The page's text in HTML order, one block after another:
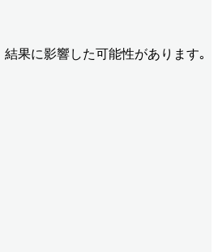
果に影響した可能性があります｡